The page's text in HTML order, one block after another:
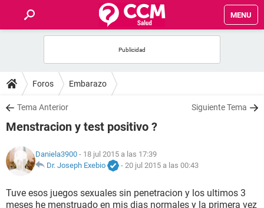
MENU
FOROS
SALUD
NUTRICIÓN
BIENESTAR
Foros Embarazo
Tema Anterior Siguiente Tema
Menstracion y test positivo ?
Daniela3900 - 18 jul 2015 a las 17:39
Dr. Joseph Exebio
- 20 jul 2015 a las 00:43
Tuve esos juegos sexuales sin penetracion y los ultimos 3
meses he menstruado en mis dias normales y la primera vez